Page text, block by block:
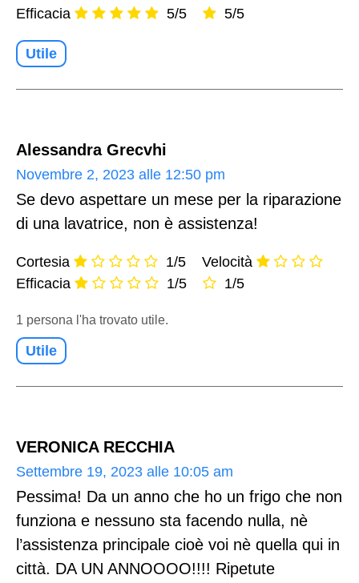
Efficacia
5/5
5/5
Utile
Alessandra Grecvhi
Novembre 2, 2023 alle 12:50 pm
Se devo aspettare un mese per la riparazione
di una lavatrice, non è assistenza!
Cortesia
1/5
Efficacia
1/5
Velocità
1/5
1 persona l'ha trovato utile.
Utile
VERONICA RECCHIA
Settembre 19, 2023 alle 10:05 am
Pessima! Da un anno che ho un frigo che non
funziona e nessuno sta facendo nulla, nè
l’assistenza principale cioè voi nè quella qui in
città. DA UN ANNOOOO!!!! Ripetute